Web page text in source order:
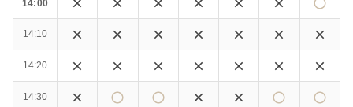
14:00
14:10
14:20
14:30